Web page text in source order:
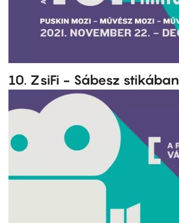
10. ZsiFi - Sábesz stikában